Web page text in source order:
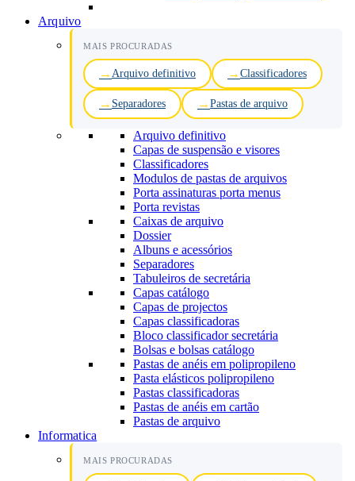
Arquivo
MAIS PROCURADAS
Arquivo definitivo Classificadores
Separadores Pastas de arquivo
Arquivo definitivo
Capas de suspensão e visores
Classificadores
Modulos de pastas de arquivos
Porta assinaturas porta menus
Porta revistas
Caixas de arquivo
Dossier
Albuns e acessórios
Separadores
Tabuleiros de secretária
Capas catálogo
Capas de projectos
Capas classificadoras
Bloco classificador secretária
Bolsas e bolsas catálogo
Pastas de anéis em polipropileno
Pasta elásticos polipropileno
Pastas classificadoras
Pastas de anéis em cartão
Pastas de arquivo
Informatica
MAIS PROCURADAS